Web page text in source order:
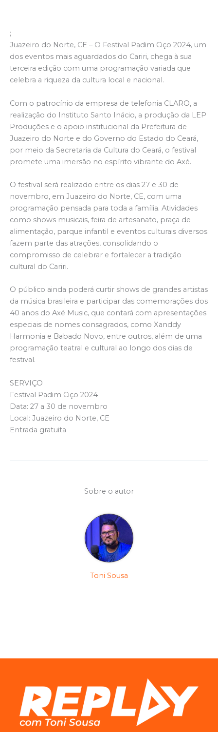
;
Juazeiro do Norte, CE – O Festival Padim Ciço 2024, um
dos eventos mais aguardados do Cariri, chega à sua
terceira edição com uma programação variada que
celebra a riqueza da cultura local e nacional.
Com o patrocínio da empresa de telefonia CLARO, a
realização do Instituto Santo Inácio, a produção da LEP
Produções e o apoio institucional da Prefeitura de
Juazeiro do Norte e do Governo do Estado do Ceará,
por meio da Secretaria da Cultura do Ceará, o festival
promete uma imersão no espírito vibrante do Axé.
O festival será realizado entre os dias 27 e 30 de
novembro, em Juazeiro do Norte, CE, com uma
programação pensada para toda a família. Atividades
como shows musicais, feira de artesanato, praça de
alimentação, parque infantil e eventos culturais diversos
fazem parte das atrações, consolidando o
compromisso de celebrar e fortalecer a tradição
cultural do Cariri.
O público ainda poderá curtir shows de grandes artistas
da música brasileira e participar das comemorações dos
40 anos do Axé Music, que contará com apresentações
especiais de nomes consagrados, como Xanddy
Harmonia e Babado Novo, entre outros, além de uma
programação teatral e cultural ao longo dos dias de
festival.
SERVIÇO
Festival Padim Ciço 2024
Data: 27 a 30 de novembro
Local: Juazeiro do Norte, CE
Entrada gratuita
Sobre o autor
Toni Sousa